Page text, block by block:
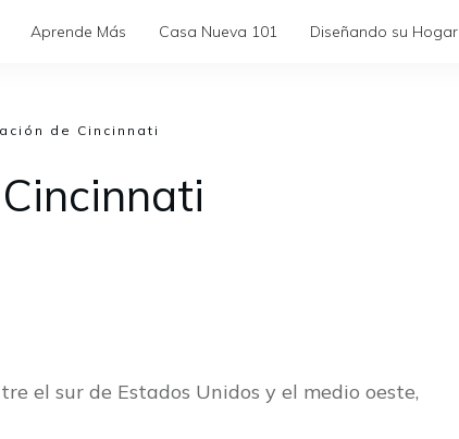
Aprende Más Casa Nueva 101 Diseñando su Hogar
de Cincinnati
el sur de Estados Unidos y el medio oeste,